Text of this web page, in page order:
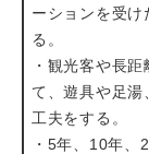
ーションを受け
る。
・観光客や長
て、遊具や足湯
工夫をする。
・5年、10年、